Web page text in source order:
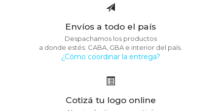
Envíos a todo el país
Despachamos los productos
a donde estés: CABA, GBA e interior del país.
¿Cómo coordinar la entrega?
Cotizá tu logo online